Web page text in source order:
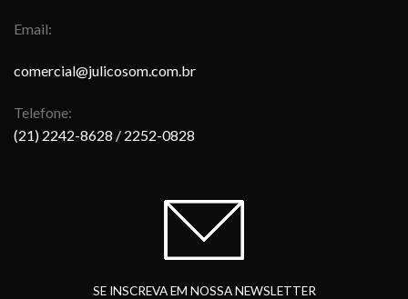
Email:
comercial@julicosom.com.br
Telefone:
(21) 2242-8628 / 2252-0828
SE INSCREVA EM NOSSA NEWSLETTER